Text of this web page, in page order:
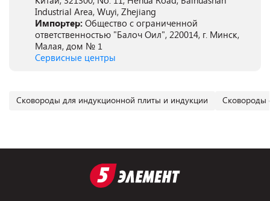
Industrial Area, Wuyi, Zhejiang
Импортер: Общество с ограниченной
ответственностью "Балоч Оил", 220014, г. Минск,
Малая, дом № 1
Сервисные центры
Сковороды для индукционной плиты и индукции Сковороды